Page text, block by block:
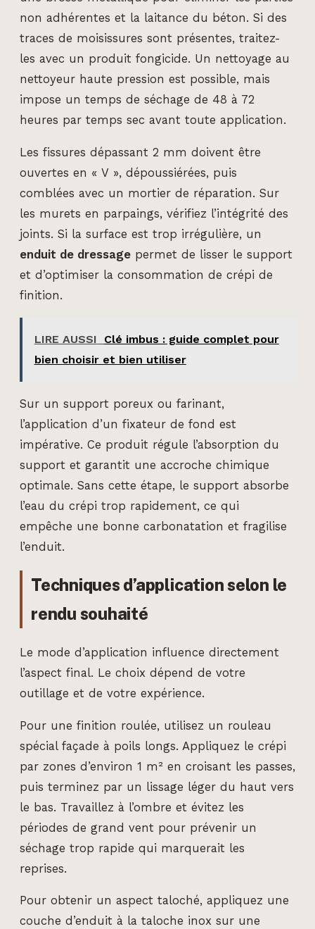
non adhérentes et la laitance du béton. Si des
traces de moisissures sont présentes, traitez-
les avec un produit fongicide. Un nettoyage au
nettoyeur haute pression est possible, mais
impose un temps de séchage de 48 à 72
heures par temps sec avant toute application.
Les fissures dépassant 2 mm doivent être
ouvertes en « V », dépoussiérées, puis
comblées avec un mortier de réparation. Sur
les murets en parpaings, vérifiez l’intégrité des
joints. Si la surface est trop irrégulière, un
enduit de dressage permet de lisser le support
et d’optimiser la consommation de crépi de
finition.
LIRE AUSSI
Clé imbus : guide complet pour
bien choisir et bien utiliser
Sur un support poreux ou farinant,
l’application d’un fixateur de fond est
impérative. Ce produit régule l’absorption du
support et garantit une accroche chimique
optimale. Sans cette étape, le support absorbe
l’eau du crépi trop rapidement, ce qui
empêche une bonne carbonatation et fragilise
l’enduit.
Techniques d’application selon le
rendu souhaité
Le mode d’application influence directement
l’aspect final. Le choix dépend de votre
outillage et de votre expérience.
Pour une finition roulée, utilisez un rouleau
spécial façade à poils longs. Appliquez le crépi
par zones d’environ 1 m² en croisant les passes,
puis terminez par un lissage léger du haut vers
le bas. Travaillez à l’ombre et évitez les
périodes de grand vent pour prévenir un
séchage trop rapide qui marquerait les
reprises.
Pour obtenir un aspect taloché, appliquez une
couche d’enduit à la taloche inox sur une